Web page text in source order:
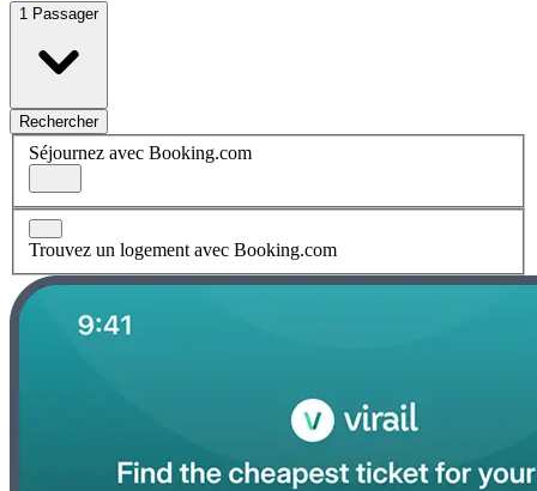
1 Passager
Rechercher
Séjournez avec Booking.com
Trouvez un logement avec Booking.com